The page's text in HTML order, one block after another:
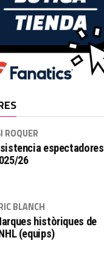
ROQUER
espectadores
26
BLANCH
històriques de
(equips)